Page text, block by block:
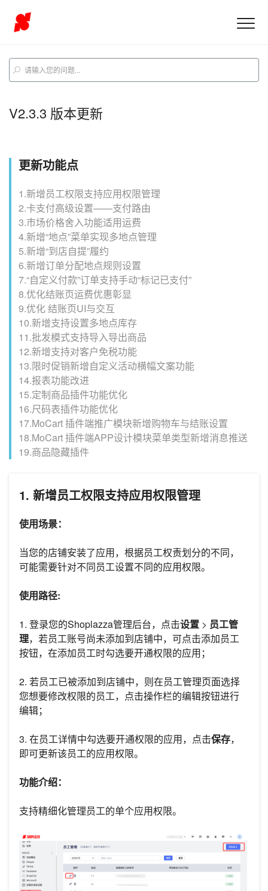
V2.3.3 版本更新
更新功能点
1.新增员工权限支持应用权限管理
2.卡支付高级设置——支付路由
3.市场价格舍入功能适用运费
4.新增“地点”菜单实现多地点管理
5.新增“到店自提”履约
6.新增订单分配地点规则设置
7.“自定义付款”订单支持手动“标记已支付”
8.优化结账页运费优惠彰显
9.优化 结账页UI与交互
10.新增支持设置多地点库存
11.批发模式支持导入导出商品
12.新增支持对客户免税功能
13.限时促销新增自定义活动横幅文案功能
14.报表功能改进
15.定制商品插件功能优化
16.尺码表插件功能优化
17.MoCart 插件端推广模块新增购物车与结账设置
18.MoCart 插件端APP设计模块菜单类型新增消息推送
19.商品隐藏插件
1. 新增员工权限支持应用权限管理
使用场景：
当您的店铺安装了应用，根据员工权责划分的不同，
可能需要针对不同员工设置不同的应用权限。
使用路径:
1. 登录您的Shoplazza管理后台，点击设置 > 员工管
理，若员工账号尚未添加到店铺中，可点击添加员工
按钮，在添加员工时勾选要开通权限的应用；
2. 若员工已被添加到店铺中，则在员工管理页面选择
您想要修改权限的员工，点击操作栏的编辑按钮进行
编辑；
3. 在员工详情中勾选要开通权限的应用，点击保存，
即可更新该员工的应用权限。
功能介绍：
支持精细化管理员工的单个应用权限。